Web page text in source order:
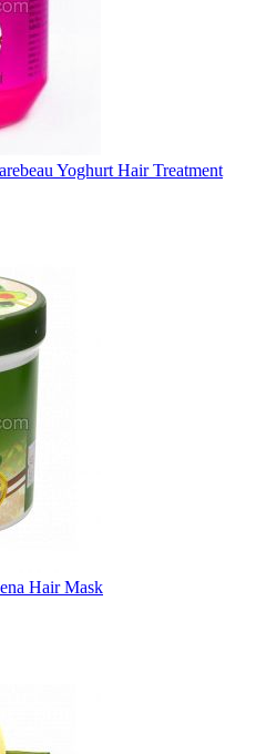
Yoghurt Hair Treatment
Hair Mask